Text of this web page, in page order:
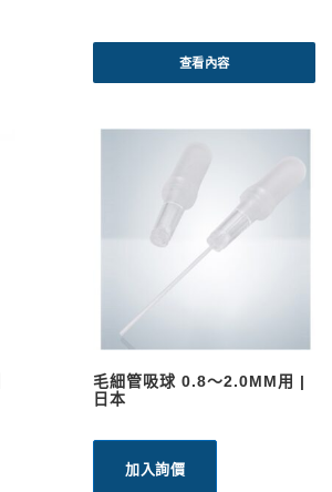
查看內容
毛細管吸球 0.8～2.0MM用 |
日本
加入詢價